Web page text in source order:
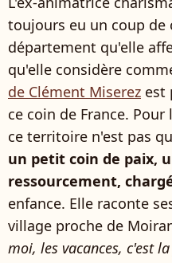
toujours eu un coup de
département qu'elle
qu'elle considère
de Clément Miserez est
ce coin de France.
ce territoire n'est pas
un petit coin de paix,
ressourcement,
enfance. Elle raconte
village proche de
moi, les vacances, c'est